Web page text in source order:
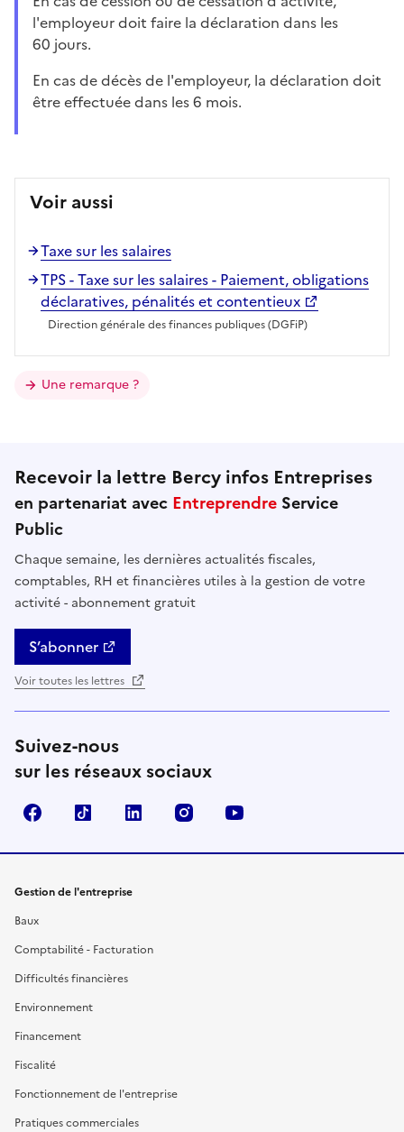
l'employeur doit faire la déclaration dans les
60 jours.
En cas de décès de l'employeur, la déclaration doit
être effectuée dans les 6 mois.
Voir aussi
Taxe sur les salaires
TPS - Taxe sur les salaires - Paiement, obligations
déclaratives, pénalités et contentieux
Direction générale des finances publiques (DGFiP)
Une remarque ?
Recevoir la lettre Bercy infos Entreprises
en partenariat avec Entreprendre Service
Public
Chaque semaine, les dernières actualités fiscales,
comptables, RH et financières utiles à la gestion de votre
activité - abonnement gratuit
S’abonner
Voir toutes les lettres
Suivez-nous
sur les réseaux sociaux
FacebookTikTok Linkedin Instagram
Gestion de l'entreprise
Baux
Comptabilité - Facturation
Difficultés financières
Environnement
Financement
Fiscalité
Fonctionnement de l'entreprise
Pratiques commerciales